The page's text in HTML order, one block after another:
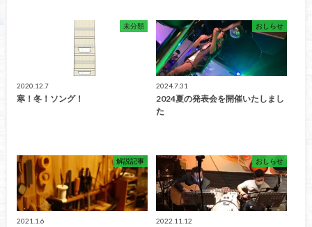
未分類
2020.12.7
寒！冬！ソング！
おしらせ
2024.7.31
2024夏の発表会を開催いたしまし
た
解説記事
2021.1.6
おしらせ
2022.11.12